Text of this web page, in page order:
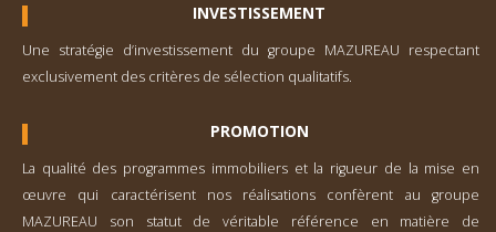
INVESTISSEMENT
Une stratégie d’investisse­ment du groupe MAZUREAU respectant
exclusivement des critères de sélection qualitatifs.
PROMOTION
La qualité des programmes immobiliers et la rigueur de la mise en
œuvre qui caractérisent nos réalisations confèrent au groupe
MAZUREAU son statut de véritable référence en matière de